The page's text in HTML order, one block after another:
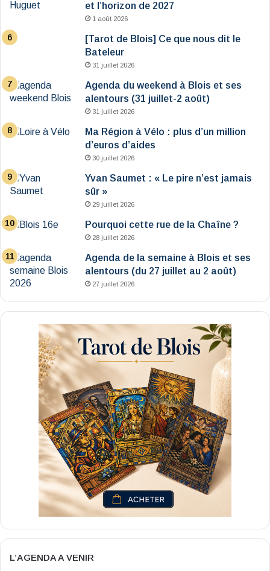
et l’horizon de 2027
1 août 2026
[Tarot de Blois] Ce que nous dit le
Bateleur
31 juillet 2026
Agenda du weekend à Blois et ses
alentours (31 juillet-2 août)
31 juillet 2026
Ma Région à Vélo : plus d’un million
d’euros d’aides
30 juillet 2026
Yvan Saumet : « Le pire n’est jamais
sûr »
29 juillet 2026
Pourquoi cette rue de la Chaîne ?
28 juillet 2026
Agenda de la semaine à Blois et ses
alentours (du 27 juillet au 2 août)
27 juillet 2026
L’AGENDA A VENIR